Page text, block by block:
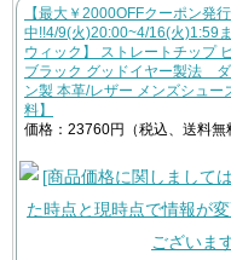
【最大￥2000OFFクーポン発行
中!!4/9(火)20:00~4/16(火)1:59
ウィック】 ストレートチップ
ブラック グッドイヤー製法
ン製 本革/レザー メンズシュー
料】
価格：23760円（税込、送料無